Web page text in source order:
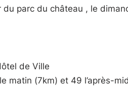
parc du château , le
de Ville
matin (7km) et 49 l’après-